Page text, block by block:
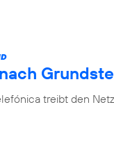
treibt den